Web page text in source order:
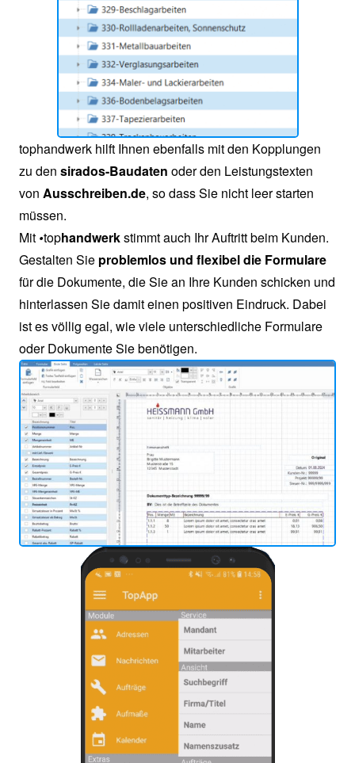
tophandwerk hilft Ihnen ebenfalls mit den Kopplungen
zu den sirados-Baudaten oder den Leistungstexten
von Ausschreiben.de, so dass Sie nicht leer starten
müssen.
Mit •tophandwerkstimmt auch Ihr Auftritt beim Kunden.
Gestalten Sie problemlos und flexibel die Formulare
für die Dokumente, die Sie an Ihre Kunden schicken und
hinterlassen Sie damit einen positiven Eindruck. Dabei
ist es völlig egal, wie viele unterschiedliche Formulare
oder Dokumente Sie benötigen.